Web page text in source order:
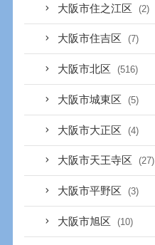
大阪市住之江区 (2)
大阪市住吉区 (7)
大阪市北区 (516)
大阪市城東区 (5)
大阪市大正区 (4)
大阪市天王寺区 (27)
大阪市平野区 (3)
大阪市旭区 (10)